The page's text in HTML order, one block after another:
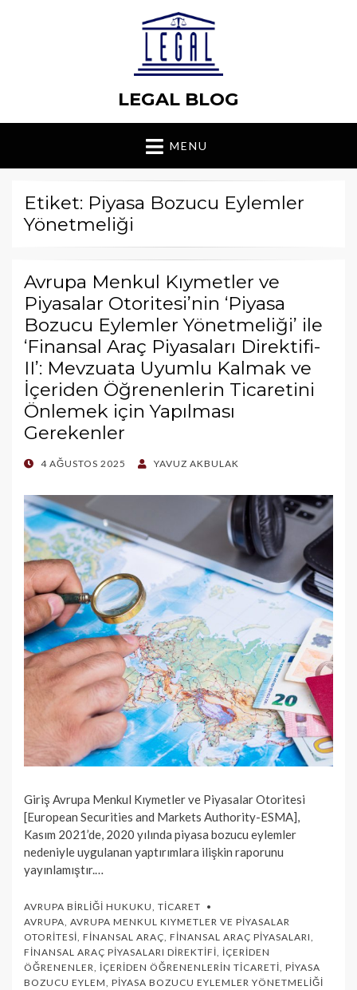
LEGAL BLOG
MENU
Etiket: Piyasa Bozucu Eylemler
Yönetmeliği
Avrupa Menkul Kıymetler ve
Piyasalar Otoritesi’nin ‘Piyasa
Bozucu Eylemler Yönetmeliği’ ile
‘Finansal Araç Piyasaları Direktifi-
II’: Mevzuata Uyumlu Kalmak ve
İçeriden Öğrenenlerin Ticaretini
Önlemek için Yapılması
Gerekenler
POSTED
4 AĞUSTOS 2025 YAVUZ AKBULAK
Giriş Avrupa Menkul Kıymetler ve Piyasalar Otoritesi
[European Securities and Markets Authority-ESMA],
Kasım 2021’de, 2020 yılında piyasa bozucu eylemler
nedeniyle uygulanan yaptırımlara ilişkin raporunu
yayınlamıştır.…
AVRUPA BIRLIĞI HUKUKU TICARET
AVRUPA AVRUPA MENKUL KIYMETLER VE PIYASALAR
OTORITESI FINANSAL ARAÇ FINANSAL ARAÇ PIYASALARI
FINANSAL ARAÇ PIYASALARI DIREKTIFI İÇERIDEN
ÖĞRENENLER
İÇERIDEN ÖĞRENENLERIN TICARETI PIYASA
BOZUCU EYLEM PIYASA BOZUCU EYLEMLER YÖNETMELIĞI